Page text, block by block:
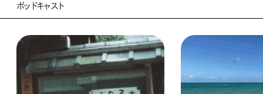
ポッドキャスト